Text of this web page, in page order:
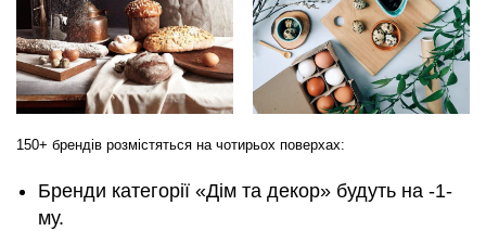
150+ брендів розмістяться на чотирьох поверхах:
Бренди категорії «Дім та декор» будуть на -1-
му.